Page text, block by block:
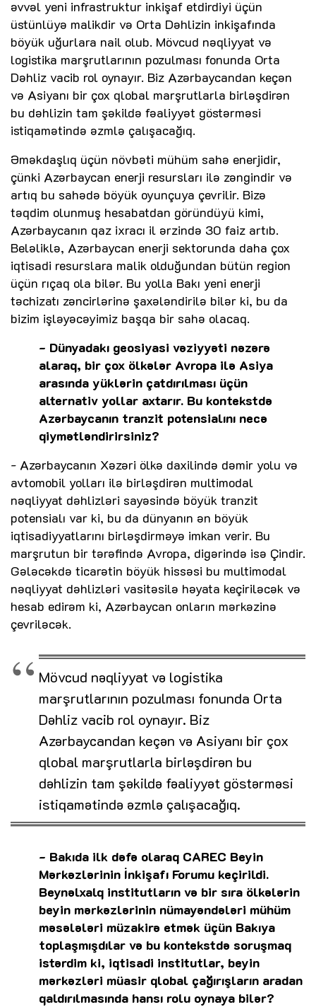
əvvəl yeni infrastruktur inkişaf etdirdiyi üçün
üstünlüyə malikdir və Orta Dəhlizin inkişafında
böyük uğurlara nail olub. Mövcud nəqliyyat və
logistika marşrutlarının pozulması fonunda Orta
Dəhliz vacib rol oynayır. Biz Azərbaycandan keçən
və Asiyanı bir çox qlobal marşrutlarla birləşdirən
bu dəhlizin tam şəkildə fəaliyyət göstərməsi
istiqamətində əzmlə çalışacağıq.
Əməkdaşlıq üçün növbəti mühüm sahə enerjidir,
çünki Azərbaycan enerji resursları ilə zəngindir və
artıq bu sahədə böyük oyunçuya çevrilir. Bizə
təqdim olunmuş hesabatdan göründüyü kimi,
Azərbaycanın qaz ixracı il ərzində 30 faiz artıb.
Beləliklə, Azərbaycan enerji sektorunda daha çox
iqtisadi resurslara malik olduğundan bütün region
üçün rıçaq ola bilər. Bu yolla Bakı yeni enerji
təchizatı zəncirlərinə şaxələndirilə bilər ki, bu da
bizim işləyəcəyimiz başqa bir sahə olacaq.
- Dünyadakı geosiyasi vəziyyəti nəzərə
alaraq, bir çox ölkələr Avropa ilə Asiya
arasında yüklərin çatdırılması üçün
alternativ yollar axtarır. Bu kontekstdə
Azərbaycanın tranzit potensialını necə
qiymətləndirirsiniz?
- Azərbaycanın Xəzəri ölkə daxilində dəmir yolu və
avtomobil yolları ilə birləşdirən multimodal
nəqliyyat dəhlizləri sayəsində böyük tranzit
potensialı var ki, bu da dünyanın ən böyük
iqtisadiyyatlarını birləşdirməyə imkan verir. Bu
marşrutun bir tərəfində Avropa, digərində isə Çindir.
Gələcəkdə ticarətin böyük hissəsi bu multimodal
nəqliyyat dəhlizləri vasitəsilə həyata keçiriləcək və
hesab edirəm ki, Azərbaycan onların mərkəzinə
çevriləcək.
Mövcud nəqliyyat və logistika
marşrutlarının pozulması fonunda Orta
Dəhliz vacib rol oynayır. Biz
Azərbaycandan keçən və Asiyanı bir çox
qlobal marşrutlarla birləşdirən bu
dəhlizin tam şəkildə fəaliyyət göstərməsi
istiqamətində əzmlə çalışacağıq.
- Bakıda ilk dəfə olaraq CAREC Beyin
Mərkəzlərinin İnkişafı Forumu keçirildi.
Beynəlxalq institutların və bir sıra ölkələrin
beyin mərkəzlərinin nümayəndələri mühüm
məsələləri müzakirə etmək üçün Bakıya
toplaşmışdılar və bu kontekstdə soruşmaq
istərdim ki, iqtisadi institutlar, beyin
mərkəzləri müasir qlobal çağırışların aradan
qaldırılmasında hansı rolu oynaya bilər?